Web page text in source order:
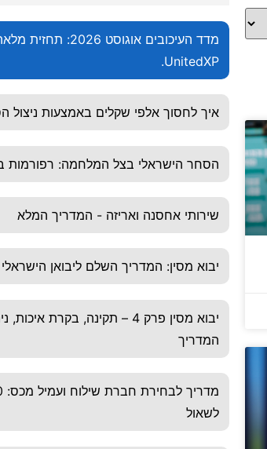
מדד העיכובים אוגוסט
UnitedXP.
איך לחסוך אלפי שקלים באמצעות ניצול
הסחר הישראלי בצל המלחמה: רפורמות
שירותי אחסנה ואריזה - המדריך המלא
יבוא מסין: המדריך השלם ליבואן
יבוא מסין פרק 4 – תקינה, בקרת
המדריך
לשאול